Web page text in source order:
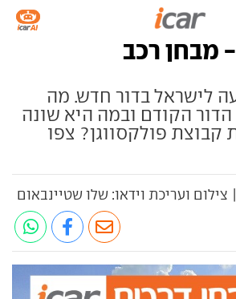
מבחן רכב
לישראל בדור חדש. מה
הקודם ובמה היא שונה
קבוצת פולקסווגן? צפו
ועריכת וידאו: שלו שטיינבאום